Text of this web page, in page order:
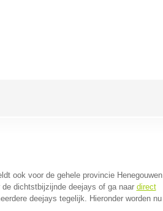
ook voor de gehele provincie Henegouwen
dichtstbijzijnde deejays of ga naar direct
deejays tegelijk. Hieronder worden nu